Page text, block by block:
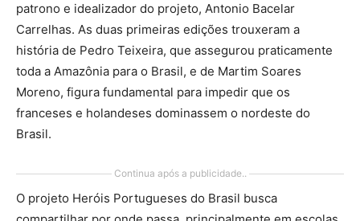
patrono e idealizador do projeto, Antonio Bacelar
Carrelhas. As duas primeiras edições trouxeram a
história de Pedro Teixeira, que assegurou praticamente
toda a Amazônia para o Brasil, e de Martim Soares
Moreno, figura fundamental para impedir que os
franceses e holandeses dominassem o nordeste do
Brasil.
Continua após a publicidade..
O projeto Heróis Portugueses do Brasil busca